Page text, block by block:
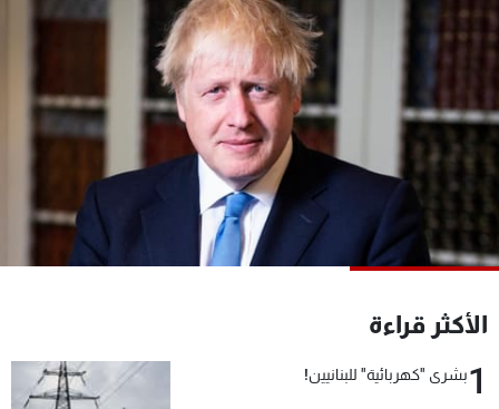
الأكثر قراءة
1بشرى "كهربائية" للبنانيين!
إقتصاد فن
منوعات رياضة
كأس العالم
البرامج
جدول البرامج
شاهد البرامج
الترددات